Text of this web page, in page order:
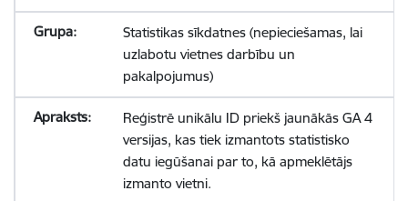
Statistikas sīkdatnes (nepieciešamas, lai
uzlabotu vietnes darbību un
pakalpojumus)
Reģistrē unikālu ID priekš jaunākās GA 4
versijas, kas tiek izmantots statistisko
datu iegūšanai par to, kā apmeklētājs
izmanto vietni.